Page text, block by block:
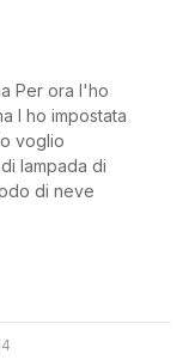
Per ora l'ho
l ho impostata
voglio
lampada di
di neve